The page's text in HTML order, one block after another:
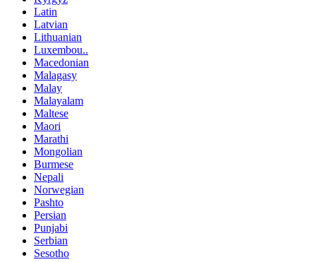
Latin
Latvian
Lithuanian
Luxembou..
Macedonian
Malagasy
Malay
Malayalam
Maltese
Maori
Marathi
Mongolian
Burmese
Nepali
Norwegian
Pashto
Persian
Punjabi
Serbian
Sesotho